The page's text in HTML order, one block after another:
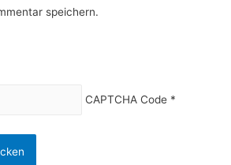
speichern.
CAPTCHA Code*